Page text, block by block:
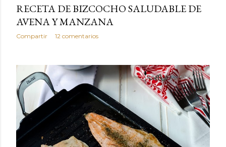
RECETA DE BIZCOCHO SALUDABLE DE
AVENA Y MANZANA
Compartir 12 comentarios